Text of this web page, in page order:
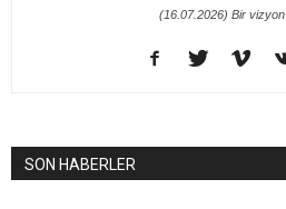
(16.07.2026) Bir
SON HABERLER